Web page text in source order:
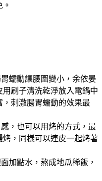
蠕動讓腰圍變小，余依晏
刷子清洗乾淨放入電鍋中
刺激腸胃蠕動的效果最
，也可以用烤的方式，最
，同樣可以連皮一起烤著
加點水，熬成地瓜稀飯，